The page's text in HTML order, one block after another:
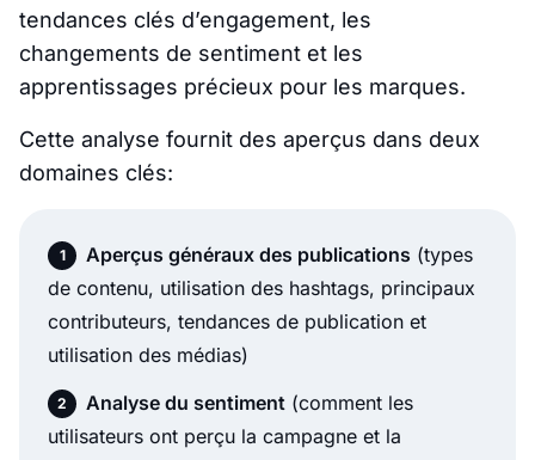
tendances clés d’engagement, les
changements de sentiment et les
apprentissages précieux pour les marques.
Cette analyse fournit des aperçus dans deux
domaines clés:
Aperçus généraux des publications (types
de contenu, utilisation des hashtags, principaux
contributeurs, tendances de publication et
utilisation des médias)
Analyse du sentiment (comment les
utilisateurs ont perçu la campagne et la